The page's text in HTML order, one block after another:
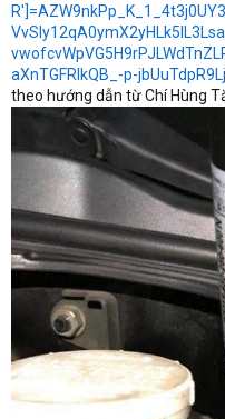
aXnTGFRIkQB_-p-
theo hướng dẫn từ Chí Hùng